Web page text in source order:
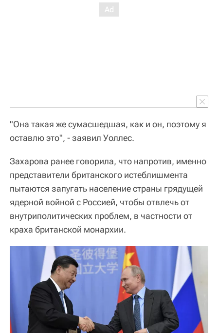
"Она такая же сумасшедшая, как и он, поэтому я
оставлю это", - заявил Уоллес.
Захарова ранее говорила, что напротив, именно
представители британского истеблишмента
пытаются запугать население страны грядущей
ядерной войной с Россией, чтобы отвлечь от
внутриполитических проблем, в частности от
краха британской монархии.